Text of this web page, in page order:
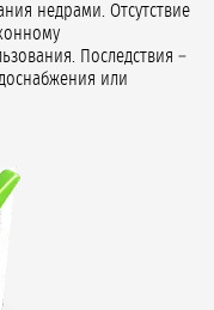
недрами. Отсутствие
Последствия –
или